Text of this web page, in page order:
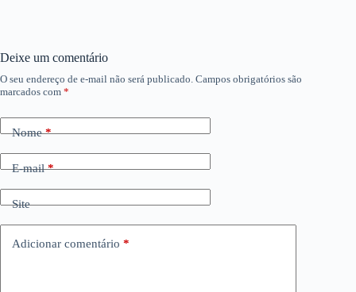
Deixe um comentário
O seu endereço de e-mail não será publicado. Campos obrigatórios são
marcados com *
Nome*
E-mail*
Site
Adicionar comentário *